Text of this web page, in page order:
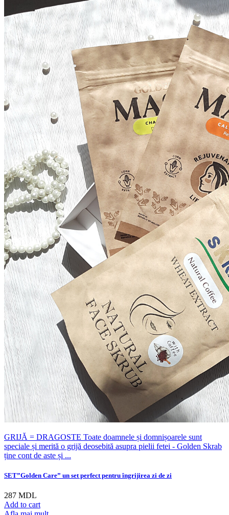
GRIJĂ = DRAGOSTE Toate doamnele și domnișoarele sunt
speciale și merită o grijă deosebită asupra pielii fetei - Golden Skrab
ține cont de aste și ...
SET”Golden Care” un set perfect pentru îngrijirea zi de zi
287 MDL
Add to cart